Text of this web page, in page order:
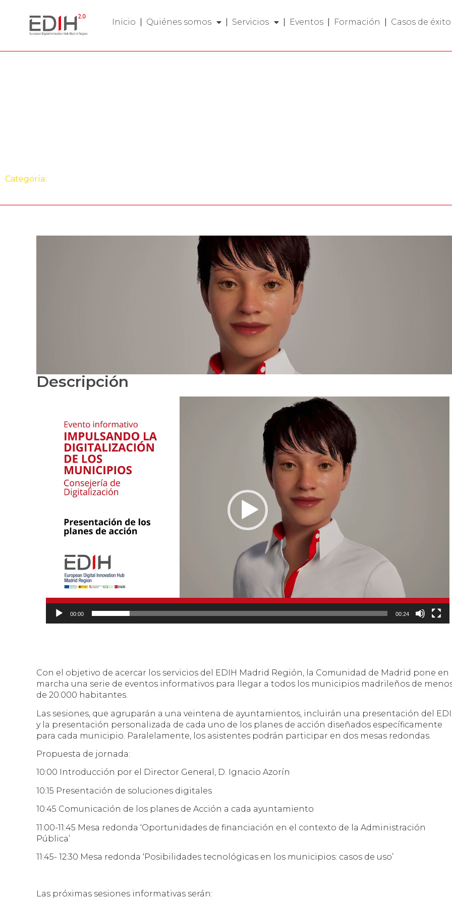
Inicio Quiénes somos Servicios Eventos Formación Casos de éxito
Categoría:
Descripción
Reproductor
vídeo
00:00 00:24
Con el objetivo de acercar los servicios del EDIH Madrid Región, la Comunidad de Madrid pone en
marcha una serie de eventos informativos para llegar a todos los municipios madrileños de
de 20.000 habitantes.
Las sesiones, que agruparán a una veintena de ayuntamientos, incluirán una presentación del
y la presentación personalizada de cada uno de los planes de acción diseñados específicamente
para cada municipio. Paralelamente, los asistentes podrán participar en dos mesas redondas.
Propuesta de jornada:
10:00 Introducción por el Director General, D. Ignacio Azorín​
10:15 Presentación de soluciones digitales​
10:45 Comunicación de los planes de Acción a cada ayuntamiento ​
11:00-11:45 Mesa redonda ‘Oportunidades de financiación en el contexto de la Administración
Pública’
11:45- 12:30 Mesa redonda ‘Posibilidades tecnológicas en los municipios: casos de uso’
Las próximas sesiones informativas serán: